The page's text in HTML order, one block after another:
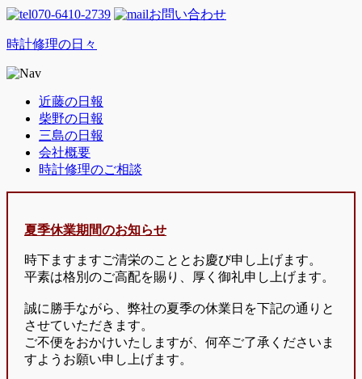
070-6410-2739 お問い合わせ
時計修理の日々
近藤の日報
柴野の日報
三島の日報
会社概要
時計修理のご相談
夏季休業期間のお知らせ
時下ますますご清栄のこととお慶び申し上げます。
平素は格別のご高配を賜り、厚く御礼申し上げます。
誠に勝手ながら、弊社の夏季の休業日を下記の通りと
させていただきます。
ご不便をおかけいたしますが、何卒ご了承くださいま
すようお願い申し上げます。